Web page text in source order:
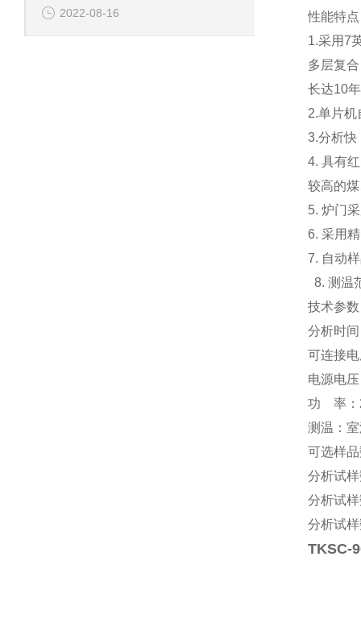
性能特
1.采用7
多层复
长达10
2.单片机
3.分析快
4. 具有
较高的
5. 炉
6. 采用
7. 自动
8. 测温
技术参
分析时
可连接
电源电
功 率：
测温：室
可选样
分析试
分析试
分析试
TKSC-
2022-08-16